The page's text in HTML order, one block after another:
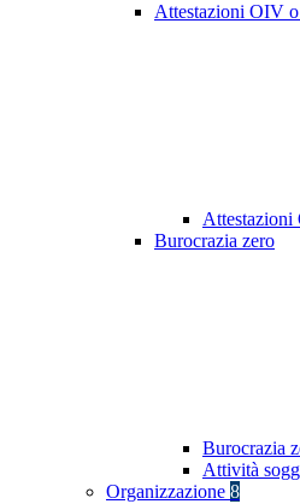
Attestazioni OIV o
Attestazioni
Burocrazia zero
Burocrazia
Attività
Organizzazione 8